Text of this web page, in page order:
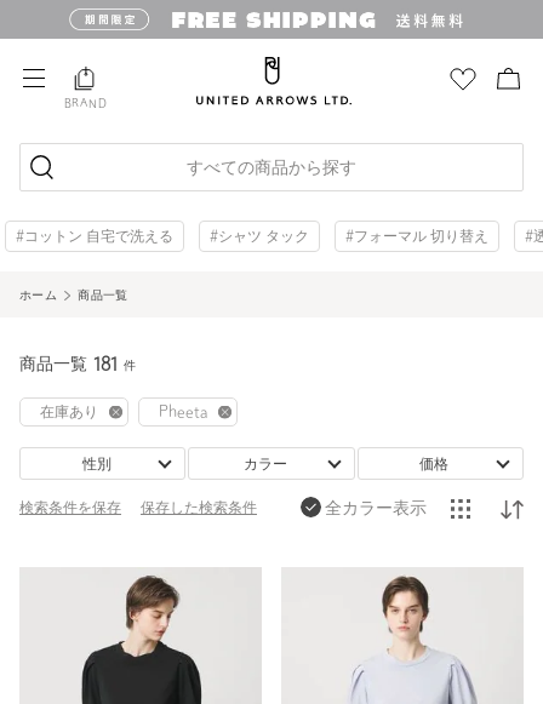
BRAND
すべての商品から探す
#コットン 自宅で洗える #シャツ タック #フォーマル 切り替え #
ホーム 商品一覧
商品一覧 181 件
在庫あり Pheeta
性別 カラー 価格
検索条件を保存 保存した検索条件 全カラー表示